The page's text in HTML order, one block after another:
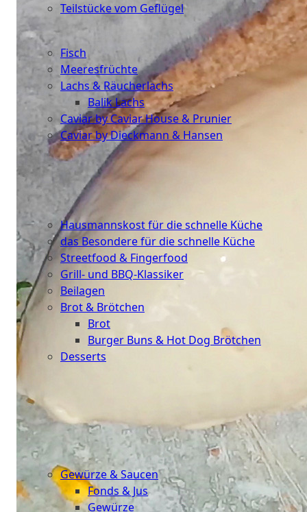
Teilstücke vom Geflügel
Seafood
Fisch
Meeresfrüchte
Lachs & Räucherlachs
Balik Lachs
Caviar by Caviar House & Prunier
Caviar by Dieckmann & Hansen
Probierpakete
Schnelle
Küche
Hausmannskost für die schnelle Küche
das Besondere für die schnelle Küche
Streetfood & Fingerfood
Grill- und BBQ-Klassiker
Beilagen
Brot & Brötchen
Brot
Burger Buns & Hot Dog Brötchen
Desserts
Sale
&
dazu
Gewürze & Saucen
Fonds & Jus
Gewürze